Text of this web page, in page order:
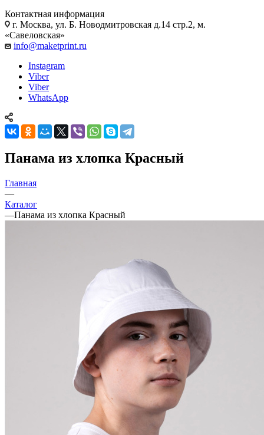
Контактная информация
г. Москва, ул. Б. Новодмитровская д.14 стр.2, м.
«Савеловская»
info@maketprint.ru
Instagram
Viber
Viber
WhatsApp
Панама из хлопка Красный
Главная
—
Каталог
—Панама из хлопка Красный